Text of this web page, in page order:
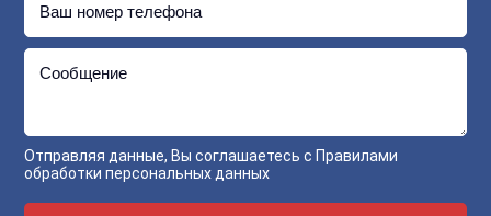
Ваш номер телефона
Сообщение
Отправляя данные, Вы соглашаетесь с Правилами
обработки персональных данных